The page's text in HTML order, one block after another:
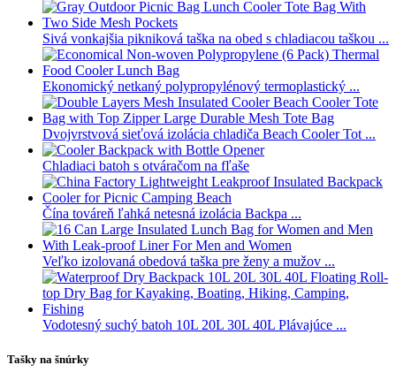
Sivá vonkajšia pikniková taška na obed s chladiacou taškou ...
Ekonomický netkaný polypropylénový termoplastický ...
Dvojvrstvová sieťová izolácia chladiča Beach Cooler Tot ...
Chladiaci batoh s otváračom na fľaše
Čína továreň ľahká netesná izolácia Backpa ...
Veľko izolovaná obedová taška pre ženy a mužov ...
Vodotesný suchý batoh 10L 20L 30L 40L Plávajúce ...
Tašky na šnúrky